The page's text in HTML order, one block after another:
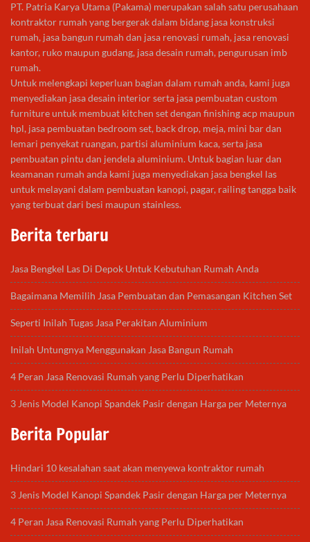
PT. Patria Karya Utama (Pakama) merupakan salah satu perusahaan
kontraktor rumah yang bergerak dalam bidang jasa konstruksi
rumah, jasa bangun rumah dan jasa renovasi rumah, jasa renovasi
kantor, ruko maupun gudang, jasa desain rumah, pengurusan imb
rumah.
Untuk melengkapi keperluan bagian dalam rumah anda, kami juga
menyediakan jasa desain interior serta jasa pembuatan custom
furniture untuk membuat kitchen set dengan finishing acp maupun
hpl, jasa pembuatan bedroom set, back drop, meja, mini bar dan
lemari penyekat ruangan, partisi aluminium kaca, serta jasa
pembuatan pintu dan jendela aluminium. Untuk bagian luar dan
keamanan rumah anda kami juga menyediakan jasa bengkel las
untuk melayani dalam pembuatan kanopi, pagar, railing tangga baik
yang terbuat dari besi maupun stainless.
Berita terbaru
Jasa Bengkel Las Di Depok Untuk Kebutuhan Rumah Anda
Bagaimana Memilih Jasa Pembuatan dan Pemasangan Kitchen Set
Seperti Inilah Tugas Jasa Perakitan Aluminium
Inilah Untungnya Menggunakan Jasa Bangun Rumah
4 Peran Jasa Renovasi Rumah yang Perlu Diperhatikan
3 Jenis Model Kanopi Spandek Pasir dengan Harga per Meternya
Berita Popular
Hindari 10 kesalahan saat akan menyewa kontraktor rumah
3 Jenis Model Kanopi Spandek Pasir dengan Harga per Meternya
4 Peran Jasa Renovasi Rumah yang Perlu Diperhatikan